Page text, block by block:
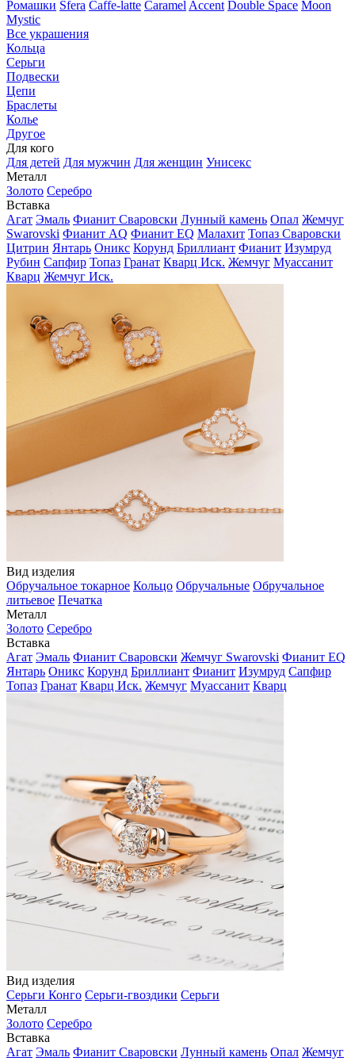
Ромашки Sfera Caffe-latte Caramel Accent Double Space Moon
Mystic
Все украшения
Кольца
Серьги
Подвески
Цепи
Браслеты
Колье
Другое
Для кого
Для детей Для мужчин Для женщин Унисекс
Металл
Золото Серебро
Вставка
Агат Эмаль Фианит Сваровски Лунный камень Опал Жемчуг
Swarovski Фианит AQ Фианит EQ Малахит Топаз Сваровски
Цитрин Янтарь Оникс Корунд Бриллиант Фианит Изумруд
Рубин Сапфир Топаз Гранат Кварц Иск. Жемчуг Муассанит
Кварц Жемчуг Иск.
Вид изделия
Обручальное токарное Кольцо Обручальные Обручальное
литьевое Печатка
Металл
Золото Серебро
Вставка
Агат Эмаль Фианит Сваровски Жемчуг Swarovski Фианит EQ
Янтарь Оникс Корунд Бриллиант Фианит Изумруд Сапфир
Топаз Гранат Кварц Иск. Жемчуг Муассанит Кварц
Вид изделия
Серьги Конго Серьги-гвоздики Серьги
Металл
Золото Серебро
Вставка
Агат Эмаль Фианит Сваровски Лунный камень Опал Жемчуг